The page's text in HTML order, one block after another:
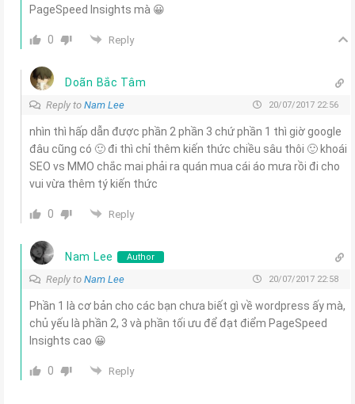
PageSpeed Insights mà 😀
0 Reply
Doãn Bắc Tâm
Reply to Nam Lee 20/07/2017 22:56
nhìn thì hấp dẫn được phần 2 phần 3 chứ phần 1 thì giờ google
đâu cũng có 🙂 đi thì chỉ thêm kiến thức chiều sâu thôi 🙂 khoái
SEO vs MMO chắc mai phải ra quán mua cái áo mưa rồi đi cho
vui vừa thêm tý kiến thức
0 Reply
Nam Lee Author
Reply to Nam Lee 20/07/2017 22:58
Phần 1 là cơ bản cho các bạn chưa biết gì về wordpress ấy mà,
chủ yếu là phần 2, 3 và phần tối ưu để đạt điểm PageSpeed
Insights cao 😀
0 Reply